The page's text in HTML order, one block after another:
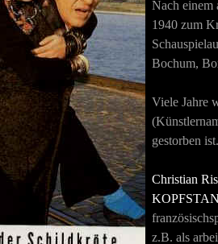
Nach einem
1940 zum
Bochum,
Viele Jahre
gestorben ist.
Christian
z.B. als